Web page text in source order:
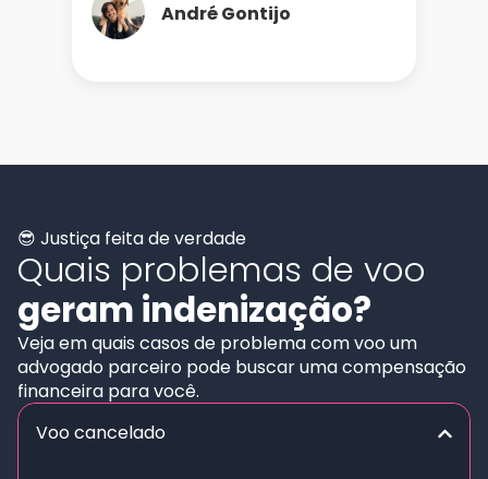
André Gontijo
😎 Justiça feita de verdade
Quais problemas de voo
geram indenização?
Veja em quais casos de problema com voo um
advogado parceiro pode buscar uma compensação
financeira para você.
Voo cancelado